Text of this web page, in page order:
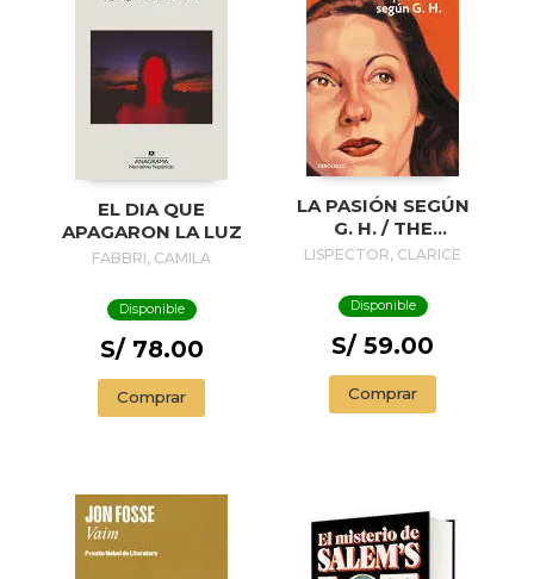
EL DIA QUE
APAGARON LA LUZ
FABBRI, CAMILA
Disponible
S/ 78.00
Comprar
LA PASIÓN SEGÚN
G. H. / THE
PASSION
H.
LISPECTOR, CLARICE
Disponible
S/ 59.00
Comprar